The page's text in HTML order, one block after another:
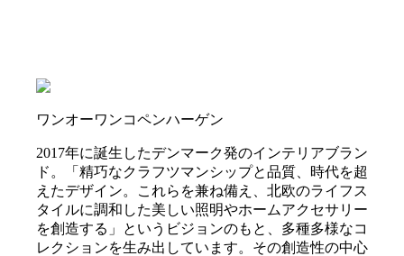
ワンオーワンコペンハーゲン
2017年に誕生したデンマーク発のインテリアブラン
ド。「精巧なクラフツマンシップと品質、時代を超
えたデザイン。これらを兼ね備え、北欧のライフス
タイルに調和した美しい照明やホームアクセサリー
を創造する」というビジョンのもと、多種多様なコ
レクションを生み出しています。その創造性の中心